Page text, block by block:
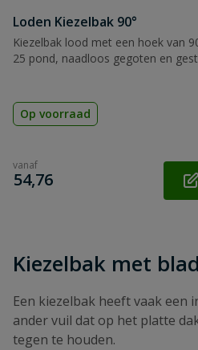
Loden Kiezelbak 90°
Kiezelbak lood met een hoek van
25 pond, naadloos gegoten en
Op voorraad
vanaf
€
54,76
Kiezelbak met
Een kiezelbak heeft vaak
ander vuil dat op het platte
tegen te houden.